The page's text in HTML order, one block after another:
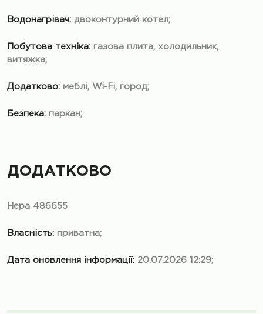
Водонагрівач: двоконтурний котел;
Побутова техніка: газова плита, холодильник,
витяжка;
Додатково: меблі, Wi-Fi, город;
Безпека: паркан;
ДОДАТКОВО
Нера 486655
Власність: приватна;
Дата оновлення інформації: 20.07.2026 12:29;